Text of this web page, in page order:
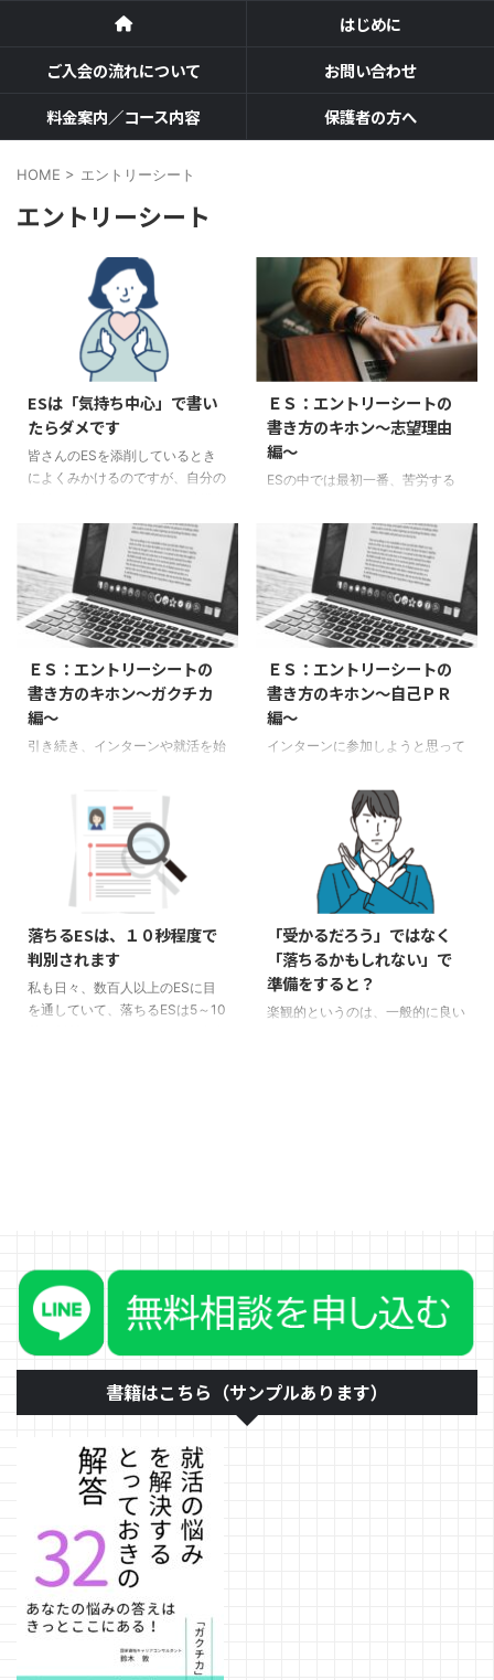
はじめに
ご入会の流れについて
お問い合わせ
料金案内／コース内容
保護者の方へ
HOME > エントリーシート
エントリーシート
ESは「気持ち中心」で書い
たらダメです
皆さんのESを添削しているとき
によくみかけるのですが、自分の
いです。それはガクチカ（学生時
代に力を入れたこと）でも、自己
PRでもいいのですが、一度、自
分の書いた文章を見てもらえない
でしょうか。 どうですか？自分
の「気持ち」をたくさん書いてい
ませんか？「考え方」を書くこと
はいいのですが、どう思ったかの
「気持ち」はほぼ、書く必要はあ
りません。「行動」を書くように
します。 「自分が一番感動した
したかを書くのであって、聞いて
ＥＳ：エントリーシートの
書き方のキホン～志望理由
編～
ESの中では最初一番、苦労する
についてお伝えします。字数によ
って構成を変えるのですが、まず
は400字程度の場合でお伝えした
いと思います。 志望理由で必要
なことは「その企業について調べ
ているか」「自分の強みをどう活
にします。 志望理由の書き方と
構成 志望理由＝①興味を持った
きっかけ＋②その組織の興味を
もっている点＋③自分の強みを
ターンを通じて何を学びたいか
（インターンの提出の場合） ＋
⑤入社後にどのような取り組み
ＥＳ：エントリーシートの
書き方のキホン～ガクチカ
編～
引き続き、インターンや就活を始
は、ガクチカ（学生時代に力を入
れたこと）についてです。 ガク
チカの書き方と構成 ガクチカ＝
①自分が時間や気持ちを一番使
ったもの＋②それに関わるエピ
１：６：３ これが、ガクチカの
構成になります。手順１ 大学時
代において、自分が一番時間、も
しくは気持ちを割いたものを選ぶ
ＥＳ：エントリーシートの
書き方のキホン～自己ＰＲ
編～
インターンに参加しようと思って
うまく書く方法がわからないとい
うことがあるかと思います。ES
でよく聞かれるのが、自己PR、
ガクチカ（学生時代に力を入れた
こと）、志望理由の3つです。 こ
こでは、自己PRの書き方の基本
方と構成 自己PR=①自分の長所
や強み＋②それに関わるエピソ
ード＋③得たこと文章量＝１：
６：３ これが、自己PRの構成に
落ちるESは、１０秒程度で
判別されます
私も日々、数百人以上のESに目
を通していて、落ちるESは5～10
壁があります。 ESの壁 SPIの壁 1
～2次面接の壁 最終面接の壁 もち
ろん、よほど準備をしている学生
は、「壁」な ...
「受かるだろう」ではなく
「落ちるかもしれない」で
準備をすると？
楽観的というのは、一般的に良い
には、こういうことが起きるかも
しれない、もしかしたらこんなこ
とがあるかもしれない、と「悲観
く ...
書籍はこちら（サンプルあります）